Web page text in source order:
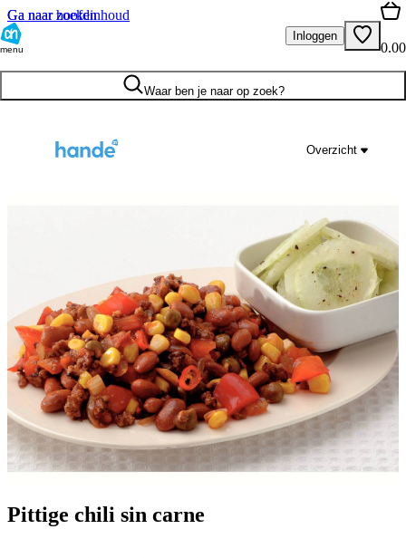
Ga naar hoofdinhoud
Ga naar zoeken
menu
Inloggen
0.00
Waar ben je naar op zoek?
Overzicht
Pittige chili sin carne